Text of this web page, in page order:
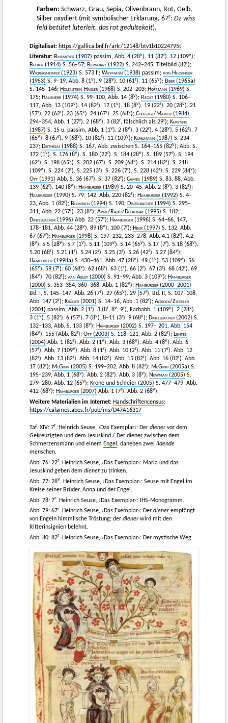
Farben: Schwarz, Grau, Sepia, Olivenbraun, Rot, Gelb,
Silber oxydiert (mit symbolischer Erklärung, 67r: Dz wiss
feld betútet luterleit, das rot gedultekeit).
Digitalisat: https://gallica.bnf.fr/ark:/12148/btv1b10224795t
Literatur: Bihlmeyer (1907) passim, Abb. 4 (28v). 11 (82r). 12 (109v);
Becker (1914) S. 56–57; Bernhart (1922) S. 242–245, Titelbild (82r);
Wickersheimer (1923) S. 573 f.; Weymann (1938) passim; von Heusinger
(1953) S. 9–19, Abb. 8 (1v). 9 (28v). 10 (61r). 11 (65v); Beer (1965a)
S. 145–146; Holenstein-Hasler (1968) S. 202–203; Hofmann (1969) S.
175; Hausherr (1974) S. 99–100, Abb. 14 (8v); Recht (1980) S. 106–
117, Abb. 13 (109v). 14 (82r). 17 (1v). 18 (8v). 19 (22r). 20 (28v). 21
(57r). 22 (62r). 23 (65v). 24 (67r). 25 (68v); Colledge/ Marler (1984)
294–354, Abb. 1 (27r). 2 (68v). 3 (82r, fälschlich als 29r); Kersting
(1987) S. 15 u. passim, Abb. 1 (1v). 2 (8v). 3 (22r). 4 (28v). 5 (62r). 7
(65v). 8 (67r). 9 (68v). 10 (82r). 11 (109v); Kuhlmann (1987) S. 234–
237; Diethelm (1988) S. 167, Abb. zwischen S. 164–165 (82v), Abb. S.
172 (1v). S. 176 (8v). S. 180 (22r). S. 184 (28v). S. 189 (57r). S. 194
(62r). S. 198 (65v). S. 202 (67r). S. 209 (68v). S. 214 (82r). S. 218
(109v). S. 224 (2r). S. 225 (3r). S. 226 (7r). S. 228 (42r). S. 229 (84v);
Ott (1991) Abb. S. 36 (67r). S. 37 (82r); Cames (1989) S. 83, 88, Abb.
139 (62r). 140 (8v); Hamburger (1989) S. 20–45, Abb. 2 (8v). 3 (82r);
Hamburger (1990) S. 79, 142, Abb. 220 (82r); Hamburger (1992) S. 4–
23, Abb. 1 (82r); Blumrich (1994) S. 190; Dinzelbacher (1994) S. 295–
311, Abb. 22 (57r). 23 (8v); Avril/ Rabel/ Delaunay (1995) S. 182;
Dinzelbacher (1996) Abb. 22 (57r); Hamburger (1996) S. 64–66, 147,
178–181, Abb. 44 (28v). 89 (8v). 100 (7r); Heck (1997) S. 132, Abb.
67 (67r); Hamburger (1998) S. 197–232, 233–278, Abb. 4.1 (82r). 4.2
(8v). 5.5 (28v). 5.7 (1v). 5.11 (109v). 5.14 (65v). 5.17 (7r). 5.18 (68v).
5.20 (68r). 5.21 (1r). 5.24 (2r). 5.25 (3r). 5.26 (42r). 5.27 (84v);
Hamburger (1998a) S. 430–461, Abb. 47 (28v). 49 (1v). 53 (109v). 56
(65v). 59 (7r). 60 (68v). 62 (68r). 63 (1r). 66 (2r). 67 (3r). 68 (42r). 69
(84v). 70 (82r); van Aelst (2000) S. 91–99, Abb. 3 (109v); Hamburger
(2000) S. 353–354, 360–368, Abb. 1 (82v); Hamburger (2000–2001)
Bd. I, S. 145–147, Abb. 26 (7r). 27 (65v). 29 (57r), Bd. II, S. 107–108,
Abb. 147 (2r); Krüger (2001) S. 14–16, Abb. 1 (82r); Altrock/Ziegeler
(2001) passim, Abb. 2 (1r). 3 (8r, 8v, 9r), Farbabb. 1 (109v). 2 (28v).
3 (1v). 5 (82r). 6 (57r). 7 (8v). 8–11 (3r). 9 (68v); Dinzelbacher (2002) S.
132–133, Abb. S. 133 (8v); Hamburger (2002) S. 197– 201, Abb. 154
(84v). 155 (Abb. 82r); Ott (2003) S. 118–121, Abb. 2 (82r); Lentes
(2004) Abb. 1 (82r). Abb. 2 (1v). Abb. 3 (68v). Abb. 4 (8v). Abb. 6
(57r). Abb. 7 (109v). Abb. 8 (1r). Abb. 10 (2r). Abb. 11 (7r). Abb. 12
(82r). Abb. 13 (82r). Abb. 14 (82r). Abb. 15 (82r). Abb. 16 (82r). Abb.
17 (82r); McGinn (2005) S. 199–202, Abb. 8 (82r); McGinn (2005a) S.
195–239, Abb. 1 (68v). Abb. 2 (82r). Abb. 3 (8v); Newman (2005) S.
279–280, Abb. 12 (65v); Krone und Schleier (2005) S. 477–479, Abb.
412 (68v); Hamburger (2007) Abb. 1 (7r). Abb. 2 (68v).
Weitere Materialien im Internet: Handschriftencensus;
https://calames.abes.fr/pub/ms/D47A16317
Taf. XIV: 7r. Heinrich Seuse, ›Das Exemplar‹: Der dienervor dem
Gekreuzigten und dem Jesuskind / Der diener zwischen dem
Schmerzensmann und einem Engel , daneben zwei lidende
menschen.
Abb. 76: 22r. Heinrich Seuse, ›Das Exemplar‹: Maria und das
Jesuskind geben dem dienerzu trinken.
Abb. 77: 28v. Heinrich Seuse, ›Das Exemplar‹: Seuse mit Engel im
Kreise seiner Brüder, Anna und der Engel.
Abb. 78: 7r. Heinrich Seuse, ›Das Exemplar‹: IHS-Monogramm.
Abb. 79: 67r. Heinrich Seuse, ›Das Exemplar‹: Der dienerempfängt
von Engeln himmlische Tröstung; der dienerwird mit den
Ritterinsignien belehnt.
Abb. 80: 82r. Heinrich Seuse, ›Das Exemplar‹: Der mystische Weg.